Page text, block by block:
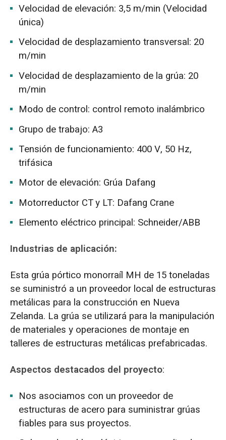
Velocidad de elevación: 3,5 m/min (Velocidad
única)
Velocidad de desplazamiento transversal: 20
m/min
Velocidad de desplazamiento de la grúa: 20
m/min
Modo de control: control remoto inalámbrico
Grupo de trabajo: A3
Tensión de funcionamiento: 400 V, 50 Hz,
trifásica
Motor de elevación: Grúa Dafang
Motorreductor CT y LT: Dafang Crane
Elemento eléctrico principal: Schneider/ABB
Industrias de aplicación:
Esta grúa pórtico monorraíl MH de 15 toneladas
se suministró a un proveedor local de estructuras
metálicas para la construcción en Nueva
Zelanda. La grúa se utilizará para la manipulación
de materiales y operaciones de montaje en
talleres de estructuras metálicas prefabricadas.
Aspectos destacados del proyecto:
Nos asociamos con un proveedor de
estructuras de acero para suministrar grúas
fiables para sus proyectos.